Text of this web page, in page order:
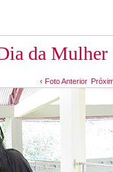
da Mulher
‹ Foto Anterior